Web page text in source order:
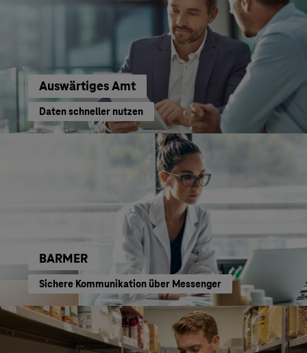
Auswärtiges Amt
Daten schneller nutzen
BARMER
Sichere Kommunikation über Messenger